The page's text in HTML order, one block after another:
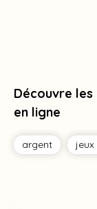
Découvre les
en ligne
argent
Tag